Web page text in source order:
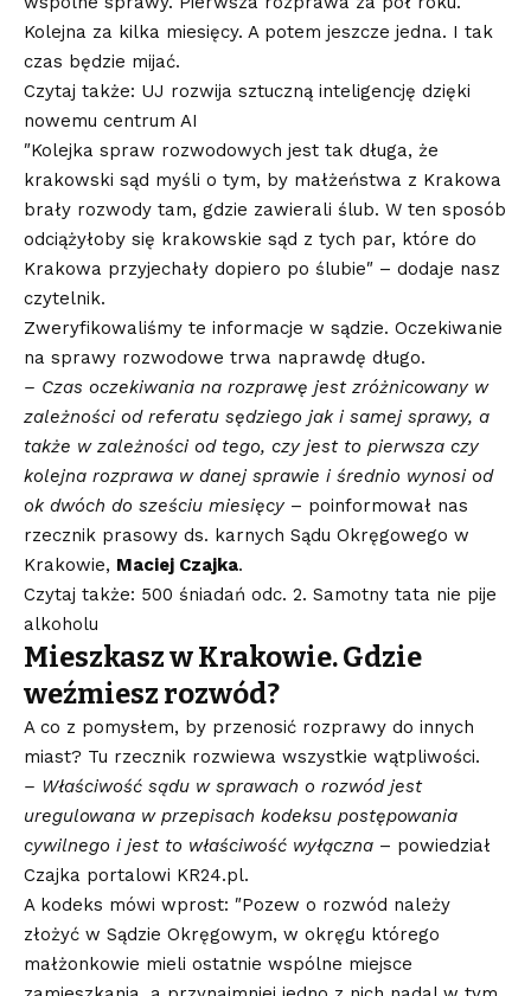
Kolejna za kilka miesięcy. A potem jeszcze jedna. I tak
czas będzie mijać.
Czytaj także: UJ rozwija sztuczną inteligencję dzięki
nowemu centrum AI
″Kolejka spraw rozwodowych jest tak długa, że
krakowski sąd myśli o tym, by małżeństwa z Krakowa
brały rozwody tam, gdzie zawierali ślub. W ten sposób
odciążyłoby się krakowskie sąd z tych par, które do
Krakowa przyjechały dopiero po ślubie″ – dodaje nasz
czytelnik.
Zweryfikowaliśmy te informacje w sądzie. Oczekiwanie
na sprawy rozwodowe trwa naprawdę długo.
– Czas oczekiwania na rozprawę jest zróżnicowany w
zależności od referatu sędziego jak i samej sprawy, a
także w zależności od tego, czy jest to pierwsza czy
kolejna rozprawa w danej sprawie i średnio wynosi od
ok dwóch do sześciu miesięcy – poinformował nas
rzecznik prasowy ds. karnych Sądu Okręgowego w
Krakowie, Maciej Czajka.
Czytaj także: 500 śniadań odc. 2. Samotny tata nie pije
alkoholu
Mieszkasz w Krakowie. Gdzie
weźmiesz rozwód?
A co z pomysłem, by przenosić rozprawy do innych
miast? Tu rzecznik rozwiewa wszystkie wątpliwości.
– Właściwość sądu w sprawach o rozwód jest
uregulowana w przepisach kodeksu postępowania
cywilnego i jest to właściwość wyłączna – powiedział
Czajka portalowi KR24.pl.
A kodeks mówi wprost: ″Pozew o rozwód należy
złożyć w Sądzie Okręgowym, w okręgu którego
małżonkowie mieli ostatnie wspólne miejsce